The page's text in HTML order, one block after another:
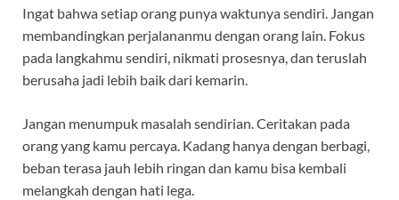
Ingat bahwa setiap orang punya waktunya sendiri. Jangan
membandingkan perjalananmu dengan orang lain. Fokus
pada langkahmu sendiri, nikmati prosesnya, dan teruslah
berusaha jadi lebih baik dari kemarin.
Jangan menumpuk masalah sendirian. Ceritakan pada
orang yang kamu percaya. Kadang hanya dengan berbagi,
beban terasa jauh lebih ringan dan kamu bisa kembali
melangkah dengan hati lega.